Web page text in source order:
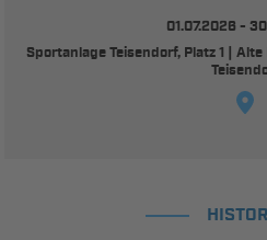
01.07.2026 -
Sportanlage Teisendorf, Platz 1 |